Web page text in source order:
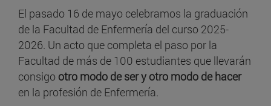
El pasado 16 de mayo celebramos la graduación
de la Facultad de Enfermería del curso 2025-
2026. Un acto que completa el paso por la
Facultad de más de 100 estudiantes que llevarán
consigo otro modo de ser y otro modo de hacer
en la profesión de Enfermería.